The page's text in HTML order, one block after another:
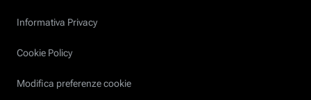
Informativa Privacy
Cookie Policy
Modifica preferenze cookie